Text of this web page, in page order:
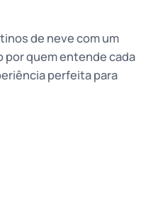
de neve com um
quem entende cada
perfeita para